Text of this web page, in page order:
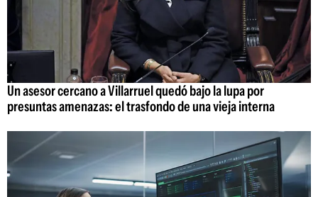
Un asesor cercano a Villarruel quedó bajo la lupa por
presuntas amenazas: el trasfondo de una vieja interna